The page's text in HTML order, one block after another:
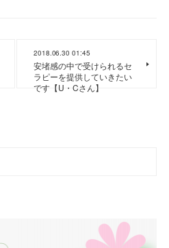
2018.06.30 01:45
安堵感の中で受けられるセ
ラピーを提供していきたい
です【U・Cさん】